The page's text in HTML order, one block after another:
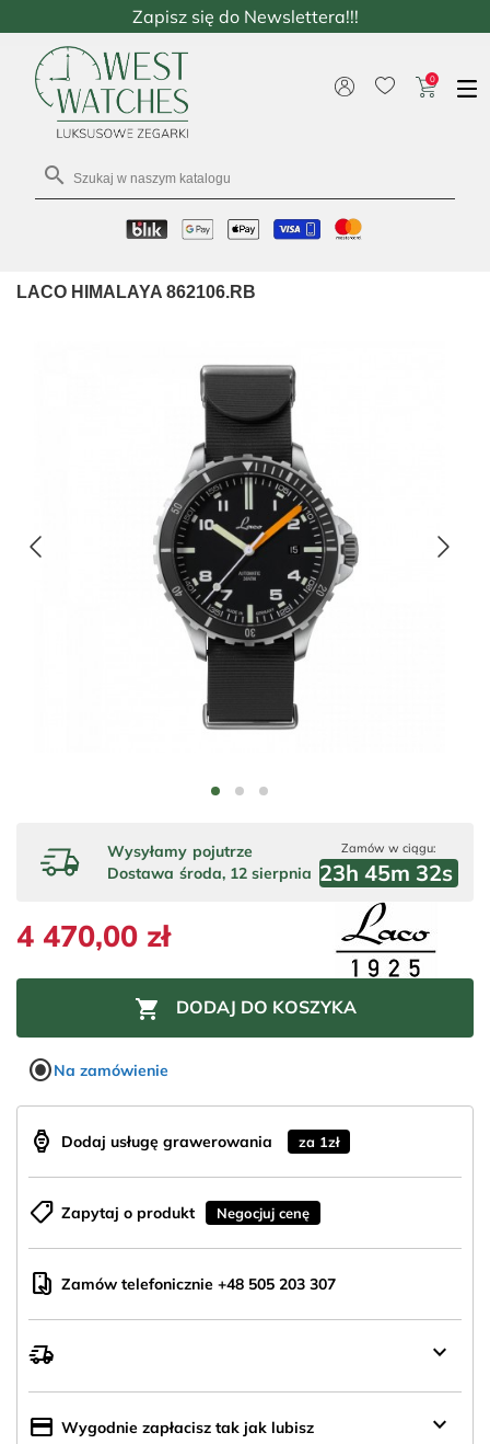

0
Zapisz się do Newslettera!!!
LACO HIMALAYA 862106.RB
Wysyłamy pojutrze
Dostawa środa, 12 sierpnia
Zamów w ciągu:
23h 45m 31s
4 470,00 zł
 DODAJ DO KOSZYKA
radio_button_checkedNa zamówienie
aod_watch Dodaj usługę grawerowania za 1zł
shoppingmode Zapytaj o produkt Negocjuj cenę
mobile_hand Zamów telefonicznie +48 505 203 307
delivery_truck_speed keyboard_arrow_down
credit_card Wygodnie zapłacisz tak jak lubisz keyboard_arrow_down